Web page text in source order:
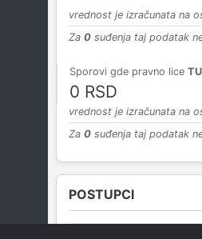
vrednost je izračunata na
Za 0 suđenja taj podatak
Sporovi gde pravno lice
0 RSD
vrednost je izračunata na
Za 0 suđenja taj podatak
POSTUPCI